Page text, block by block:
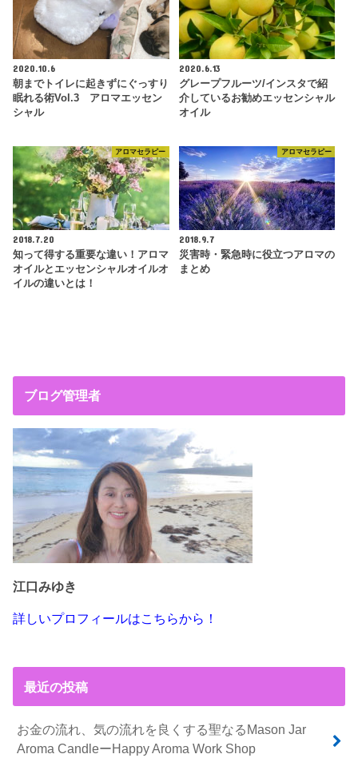
2020.10.6
朝までトイレに起きずにぐっすり
眠れる術Vol.3 アロマエッセン
シャル
2020.6.13
グレープフルーツ/インスタで紹
介しているお勧めエッセンシャル
オイル
アロマセラピー
2018.7.20
知って得する重要な違い！アロマ
オイルとエッセンシャルオイルオ
イルの違いとは！
アロマセラピー
2018.9.7
災害時・緊急時に役立つアロマの
まとめ
ブログ管理者
江口みゆき
詳しいプロフィールはこちらから！
最近の投稿
お金の流れ、気の流れを良くする聖なるMason Jar
Aroma CandleーHappy Aroma Work Shop